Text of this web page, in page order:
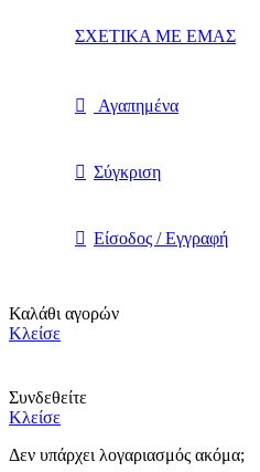
ΣΧΕΤΙΚΑ ΜΕ ΕΜΑΣ
Αγαπημένα
Σύγκριση
Είσοδος / Εγγραφή
Καλάθι αγορών
Κλείσε
Συνδεθείτε
Κλείσε
Δεν υπάρχει λογαριασμός ακόμα;